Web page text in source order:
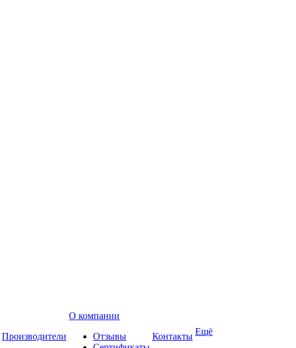
Производители
О компании
Отзывы
Контакты Ещё